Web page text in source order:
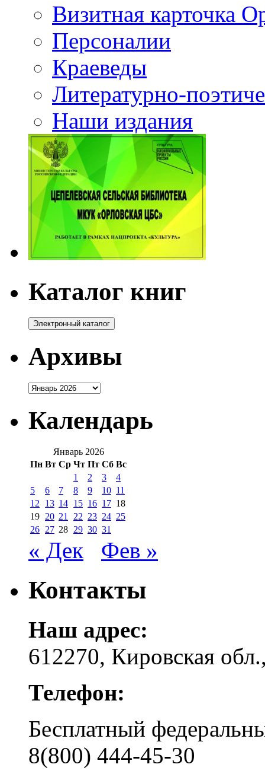
Визитная карточка
Персоналии
Краеведы
Литературно-
Наши издания
Каталог книг
Архивы
Архивы
Календарь
Январь 2026
Пн Вт Ср Чт Пт Сб Вс
1
2 3
4
5
6 7 8 9 10 11
12
13 14 15 16 17 18
19 20 21 22 23 24 25
26 27 28 29 30 31
« Дек Фев »
Контакты
Наш адрес:
612270, Кировская
Телефон:
Бесплатный
8(800) 444-45-30